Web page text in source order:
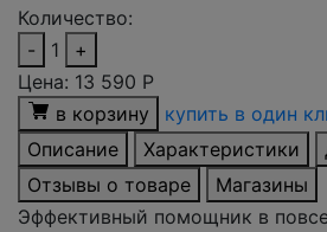
Количество:
-
1
+
Цена: 13 590 Р
в корзину
купить в один
Описание
Характеристики
Отзывы о товаре
Магазины
Эффективный помощник в